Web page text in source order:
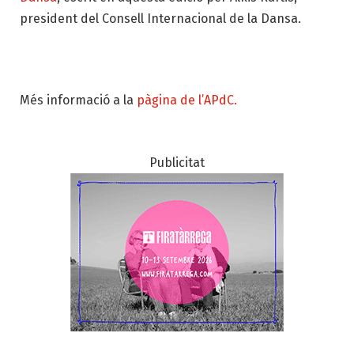
president del Consell Internacional de la Dansa.
Més informació a la pàgina de l’APdC.
Publicitat